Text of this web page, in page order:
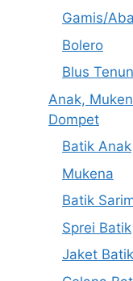
Gamis/
Bolero
Blus Tenun
Anak,
Dompet
Batik Anak
Mukena
Batik
Sprei Batik
Jaket Batik